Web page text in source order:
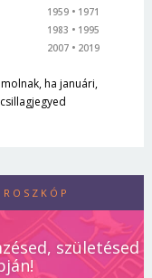
1959
1971
1983
1995
2007
2019
ha januári,
születésed